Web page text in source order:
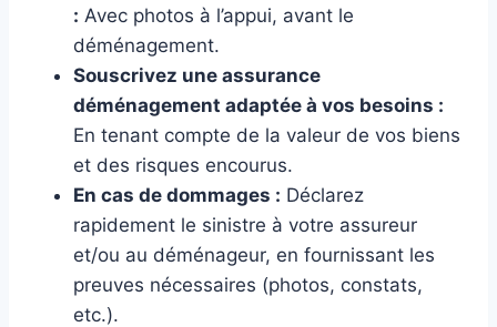
: Avec photos à l’appui, avant le
déménagement.
Souscrivez une assurance
déménagement adaptée à vos besoins :
En tenant compte de la valeur de vos biens
et des risques encourus.
En cas de dommages : Déclarez
rapidement le sinistre à votre assureur
et/ou au déménageur, en fournissant les
preuves nécessaires (photos, constats,
etc.).